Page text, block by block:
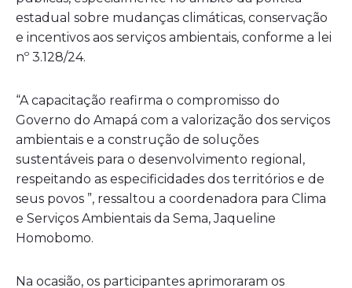
estadual sobre mudanças climáticas, conservação
e incentivos aos serviços ambientais, conforme a lei
nº 3.128/24.
“A capacitação reafirma o compromisso do
Governo do Amapá com a valorização dos serviços
ambientais e a construção de soluções
sustentáveis para o desenvolvimento regional,
respeitando as especificidades dos territórios e de
seus povos ”, ressaltou a coordenadora para Clima
e Serviços Ambientais da Sema, Jaqueline
Homobomo.
Na ocasião, os participantes aprimoraram os